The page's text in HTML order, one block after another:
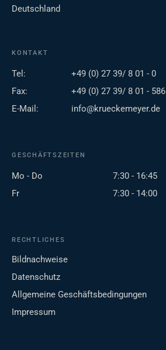
Deutschland
KONTAKT
Tel:
+49 (0) 27 39/ 8 01 - 0
Fax:
+49 (0) 27 39/ 8 01 - 586
E-Mail:
info@krueckemeyer.de
GESCHÄFTSZEITEN
Mo - Do
7:30 - 16:45
Fr
7:30 - 14:00
RECHTLICHES
Bildnachweise
Datenschutz
Allgemeine Geschäftsbedingungen
Impressum